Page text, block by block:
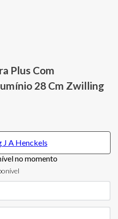
Plus Com
28 Cm Zwilling
no momento